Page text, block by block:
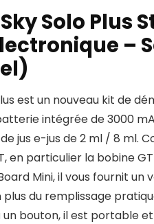
Solo Plus
–
est un nouveau kit de
intégrée de 3000
jus e-jus de 2 ml / 8 ml.
en particulier la bobine
Mini, il vous fournit un
du remplissage
bouton, il est portable